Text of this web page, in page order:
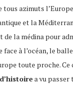
tous azimuts
et la
de la médina pour
à l’océan, le
toute proche. Ce
a vu passer